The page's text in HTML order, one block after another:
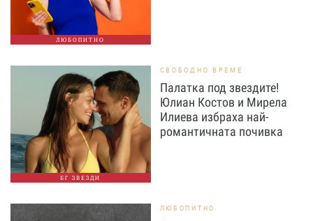
ЛЮБОПИТНО
БГ ЗВЕЗДИ
СВОБОДНО ВРЕМЕ
Палатка под звездите!
Юлиан Костов и Мирела
Илиева избраха най-
романтичната почивка
ЛЮБОПИТНО